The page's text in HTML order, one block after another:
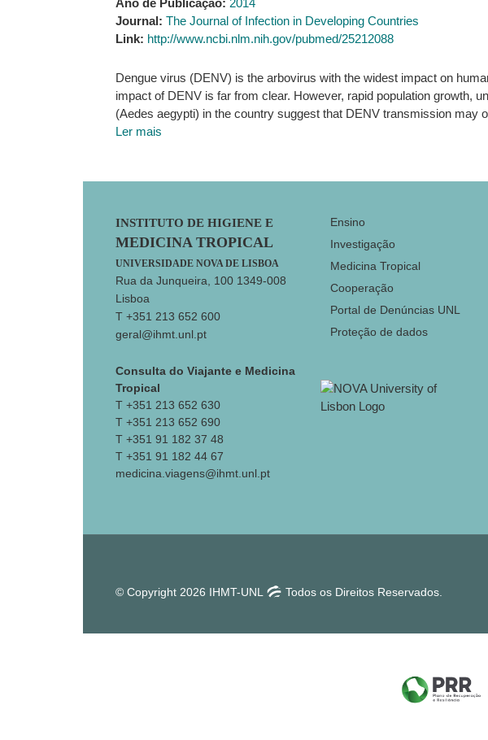
Ano de Publicação: 2014
Journal: The Journal of Infection in Developing Countries
Link: http://www.ncbi.nlm.nih.gov/pubmed/25212088
Dengue virus (DENV) is the arbovirus with the widest impact on
impact of DENV is far from clear. However, rapid population growth,
(Aedes aegypti) in the country suggest that DENV transmission may
Ler mais
Footer
INSTITUTO DE HIGIENE E
MEDICINA TROPICAL
UNIVERSIDADE NOVA DE LISBOA
Rua da Junqueira, 100 1349-008
Lisboa
T +351 213 652 600
geral@ihmt.unl.pt
Consulta do Viajante e Medicina
Tropical
T +351 213 652 630
T +351 213 652 690
T +351 91 182 37 48
T +351 91 182 44 67
medicina.viagens@ihmt.unl.pt
Ensino
Investigação
Medicina Tropical
Cooperação
Portal de Denúncias UNL
Proteção de dados
© Copyright 2026 IHMT-UNL Todos os Direitos Reservados.